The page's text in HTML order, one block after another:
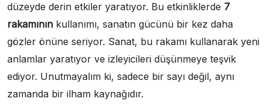
düzeyde derin etkiler yaratıyor. Bu etkinliklerde 7
rakamının kullanımı, sanatın gücünü bir kez daha
gözler önüne seriyor. Sanat, bu rakamı kullanarak yeni
anlamlar yaratıyor ve izleyicileri düşünmeye teşvik
ediyor. Unutmayalım ki, sadece bir sayı değil, aynı
zamanda bir ilham kaynağıdır.